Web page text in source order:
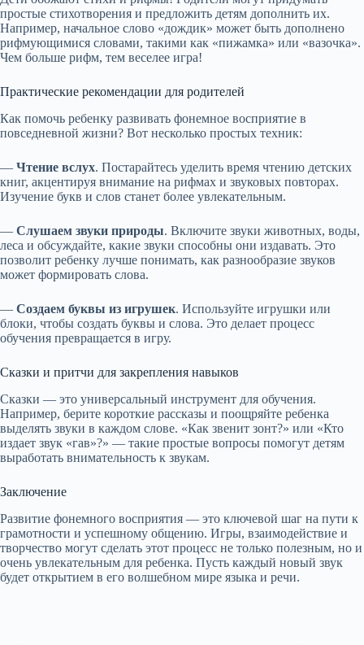
простые стихотворения и предложить детям дополнить их.
Например, начальное слово «дождик» может быть дополнено
рифмующимися словами, такими как «пижамка» или «вазочка».
Чем больше рифм, тем веселее игра!
Практические рекомендации для родителей
Как помочь ребенку развивать фонемное восприятие в
повседневной жизни? Вот несколько простых техник:
— Чтение вслух. Постарайтесь уделить время чтению детских
книг, акцентируя внимание на рифмах и звуковых повторах.
Изучение букв и слов станет более увлекательным.
— Слушаем звуки природы. Включите звуки животных, воды,
леса и обсуждайте, какие звуки способны они издавать. Это
позволит ребенку лучше понимать, как разнообразие звуков
может формировать слова.
— Создаем буквы из игрушек. Используйте игрушки или
блоки, чтобы создать буквы и слова. Это делает процесс
обучения превращается в игру.
Сказки и притчи для закрепления навыков
Сказки — это универсальный инструмент для обучения.
Например, берите короткие рассказы и поощряйте ребенка
выделять звуки в каждом слове. «Как звенит зонт?» или «Кто
издает звук «гав»?» — такие простые вопросы помогут детям
выработать внимательность к звукам.
Заключение
Развитие фонемного восприятия — это ключевой шаг на пути к
грамотности и успешному общению. Игры, взаимодействие и
творчество могут сделать этот процесс не только полезным, но и
очень увлекательным для ребенка. Пусть каждый новый звук
будет открытием в его волшебном мире языка и речи.